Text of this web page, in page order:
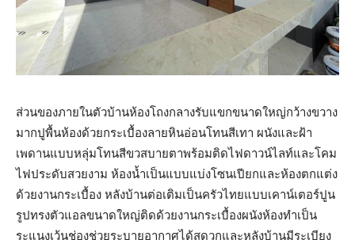
ส่วนของภายในตัวบ้านห้องโถงกลางรับแขกขนาดใหญ่กว้างขวาง
มากปูพื้นห้องด้วยกระเบื้องลายหินอ่อนโทนสีเทา ผนังและฝ้า
เพดานแบบหลุ่มโทนสีขวสบายตาพร้อมติดไฟดาวน์ไลท์และโคม
ไฟประดับสวยงาม ห้องน้ำเป็นแบบแบ่งโซนเปียกและห้องตกแต่ง
ด้วยงานกระเบื้อง หลังบ้านต่อเติมเป็นครัวไทยแบบเคาน์เตอร์ปูน
รูปทรงตัวแอลขนาดใหญ่ติดด้วยงานกระเบื้องผนังห้องทำเป็น
ระแนงเว้นช่องช่วยระบายอากาศได้สดวกและหลังบ้านมีระเบียง